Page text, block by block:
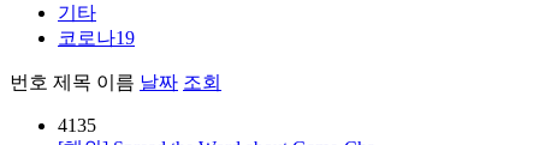
기타
코로나19
번호 제목 이름 날짜 조회
4135